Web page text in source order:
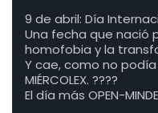
9 de abril: Día
Una fecha que nació
homofobia y la
Y cae, como no
MIÉRCOLEX. ????
El día más OPEN-